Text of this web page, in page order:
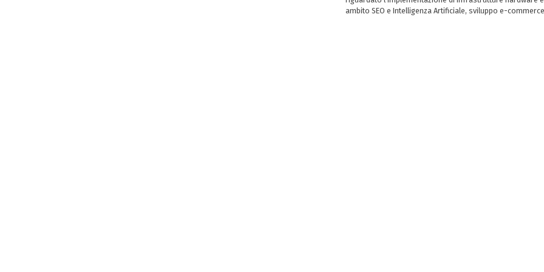
ambito SEO e Intelligenza Artificiale, sviluppo e-